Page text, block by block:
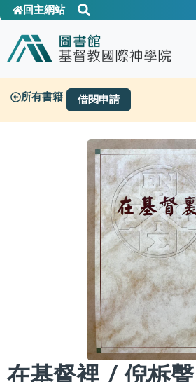
回主網站
所有書籍 借閱申請
在基督裡 / 倪柝